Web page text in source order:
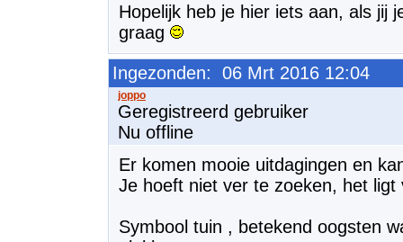
Hopelijk heb je hier iets aan, als jij
graag
Ingezonden: 06 Mrt 2016 12:04
Geregistreerd gebruiker
Nu offline
Er komen mooie uitdagingen en
Je hoeft niet ver te zoeken, het ligt
Symbool tuin , betekend oogsten